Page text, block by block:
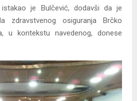
istakao je Bulčević, dodavši da je
zdravstvenog osiguranja Brčko
u kontekstu navedenog, donese